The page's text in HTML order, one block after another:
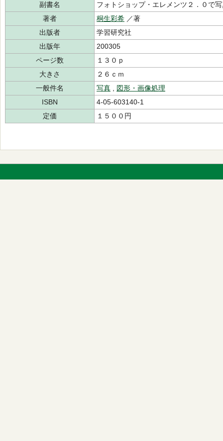
副書名
フォトショップ・エレメンツ２．０で
著者
桐生彩希 ／著
出版者
学習研究社
出版年
200305
ページ数
１３０ｐ
大きさ
２６ｃｍ
一般件名
写真
図形・画像処理
ISBN
4-05-603140-1
定価
１５００円